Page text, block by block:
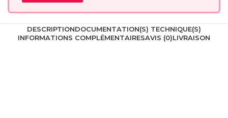
DESCRIPTIONDOCUMENTATION(S) TECHNIQUE(S)
INFORMATIONS COMPLÉMENTAIRESAVIS (0)LIVRAISON